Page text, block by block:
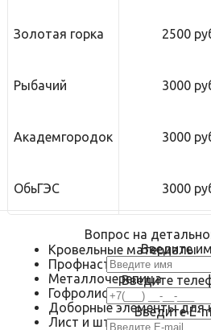
Золотая горка 2500
Рыбачий 3000
Академгородок 3000
ОбьГЭС 3000
Вопрос на
Введите
Введите
Введите E-
Кровельные материалы
Профнастил
Металлочерепица
Гофролист
Доборные элементы для
Лист и штрипс